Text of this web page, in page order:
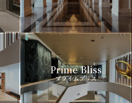
Prime Bliss
プライムブリス